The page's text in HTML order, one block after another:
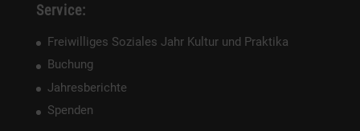
Service:
Freiwilliges Soziales Jahr Kultur und Praktika
Buchung
Jahresberichte
Spenden